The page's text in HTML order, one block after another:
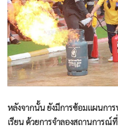
หลังจากนั้น ยังมีการซ้อมแผนการ
เรียน ด้วยการจำลองสถานการณ์